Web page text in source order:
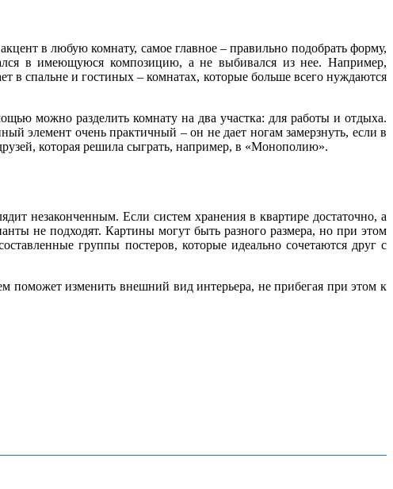
в любую комнату, самое главное – правильно подобрать форму,
в имеющуюся композицию, а не выбивался из нее. Например,
спальне и гостиных – комнатах, которые больше всего нуждаются
можно разделить комнату на два участка: для работы и отдыха.
элемент очень практичный – он не дает ногам замерзнуть, если в
которая решила сыграть, например, в «Монополию».
незаконченным. Если систем хранения в квартире достаточно, а
не подходят. Картины могут быть разного размера, но при этом
группы постеров, которые идеально сочетаются друг с
поможет изменить внешний вид интерьера, не прибегая при этом к